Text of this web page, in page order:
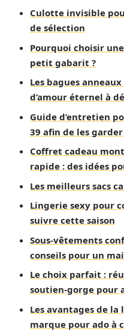
Culotte invisible
de sélection
Pourquoi choisir
petit gabarit ?
Les bagues
d’amour éternel à
Guide d’entretien
39 afin de les
Coffret cadeau
rapide : des idées
Les meilleurs sacs
Lingerie sexy pour
suivre cette saison
Sous-vêtements
conseils pour un
Le choix parfait :
soutien-gorge pour
Les avantages de
marque pour ado à